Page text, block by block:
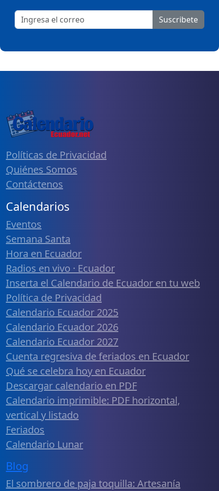
Suscribete
Políticas de Privacidad
Quiénes Somos
Contáctenos
Calendarios
Eventos
Semana Santa
Hora en Ecuador
Radios en vivo · Ecuador
Inserta el Calendario de Ecuador en tu web
Política de Privacidad
Calendario Ecuador 2025
Calendario Ecuador 2026
Calendario Ecuador 2027
Cuenta regresiva de feriados en Ecuador
Qué se celebra hoy en Ecuador
Descargar calendario en PDF
Calendario imprimible: PDF horizontal,
vertical y listado
Feriados
Calendario Lunar
Blog
El sombrero de paja toquilla: Artesanía